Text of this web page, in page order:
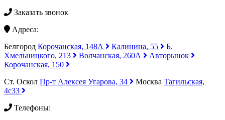
Заказать звонок
Адреса:
Белгород Корочанская, 148А Калинина, 55
Б.
Хмельницкого, 213
Волчанская, 260А
Авторынок
Корочанская, 150
Ст. Оскол Пр-т Алексея Угарова, 34 Москва Тагильская,
4с33
Телефоны: